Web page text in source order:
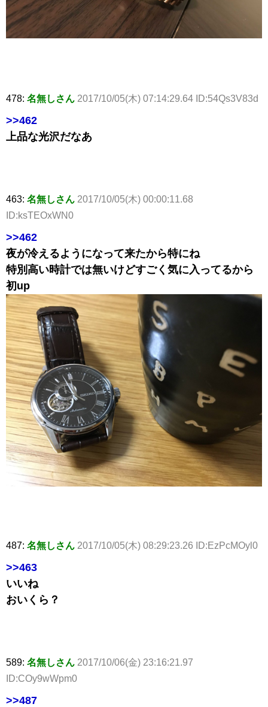
478: 名無しさん 2017/10/05(木) 07:14:29.64 ID:54Qs3V83d
>>462
上品な光沢だなあ
463: 名無しさん 2017/10/05(木) 00:00:11.68
ID:ksTEOxWN0
>>462
夜が冷えるようになって来たから特にね
特別高い時計では無いけどすごく気に入ってるから
初up
487: 名無しさん 2017/10/05(木) 08:29:23.26 ID:EzPcMOyl0
>>463
いいね
おいくら？
589: 名無しさん 2017/10/06(金) 23:16:21.97
ID:COy9wWpm0
>>487